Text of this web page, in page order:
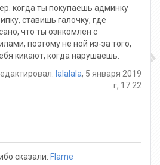
когда ты покупаешь админку
ставишь галочку, где
что ты ознкомлен с
поэтому не ной из-за того,
кикают, когда нарушаешь.
lalalala, 5 января 2019
г, 17:22
сказали: Flame